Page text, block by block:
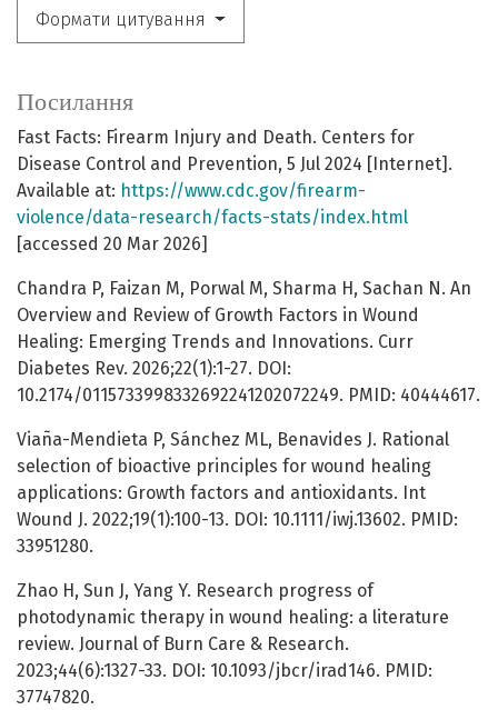
Формати цитування
Посилання
Fast Facts: Firearm Injury and Death. Centers for
Disease Control and Prevention, 5 Jul 2024 [Internet].
Available at: https://www.cdc.gov/firearm-
violence/data-research/facts-stats/index.html
[accessed 20 Mar 2026]
Chandra P, Faizan M, Porwal M, Sharma H, Sachan N. An
Overview and Review of Growth Factors in Wound
Healing: Emerging Trends and Innovations. Curr
Diabetes Rev. 2026;22(1):1-27. DOI:
10.2174/0115733998332692241202072249. PMID: 40444617.
Viaña-Mendieta P, Sánchez ML, Benavides J. Rational
selection of bioactive principles for wound healing
applications: Growth factors and antioxidants. Int
Wound J. 2022;19(1):100-13. DOI: 10.1111/iwj.13602. PMID:
33951280.
Zhao H, Sun J, Yang Y. Research progress of
photodynamic therapy in wound healing: a literature
review. Journal of Burn Care & Research.
2023;44(6):1327-33. DOI: 10.1093/jbcr/irad146. PMID:
37747820.